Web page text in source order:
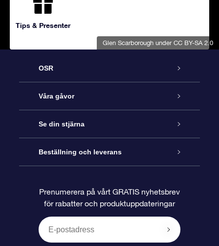
Glen Scarborough under CC BY-SA 2.0
Tips & Presenter
OSR
Kundtjänst
Kontakta oss
Blogg
Recensioner
Våra gåvor
Online-Stjärngåva
OSR Gåvopaket
OSR Presentkort
Företagspresenter
Se din stjärna
Stjärnregiste
Personlig Stjärnsida
One Million Stars
Beställning och leverans
Betalningsinformation
Leveransinformation
Prenumerera på vårt GRATIS nyhetsbrev
för rabatter och produktuppdateringar